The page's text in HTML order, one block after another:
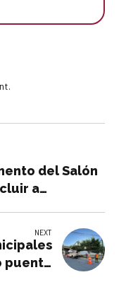
del Salón
a
NEXT
puente